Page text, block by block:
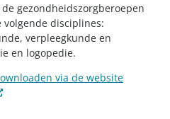
gezondheidszorgberoepen
disciplines:
verpleegkunde en
en logopedie.
via de website